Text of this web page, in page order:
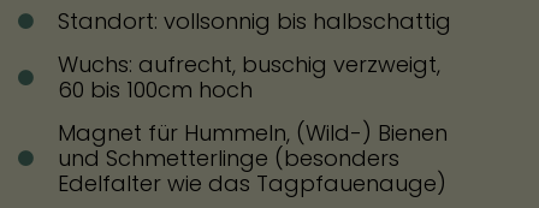
Standort: vollsonnig bis halbschattig
Wuchs: aufrecht, buschig verzweigt,
60 bis 100cm hoch
Magnet für Hummeln, (Wild-) Bienen
und Schmetterlinge (besonders
Edelfalter wie das Tagpfauenauge)